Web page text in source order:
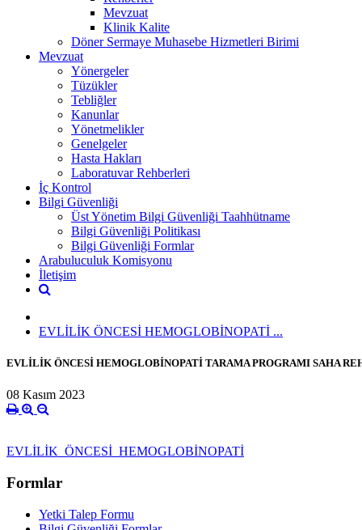
Mevzuat
Klinik Kalite
Döner Sermaye Muhasebe Hizmetleri Birimi
Mevzuat
Yönergeler
Tüzükler
Tebliğler
Kanunlar
Yönetmelikler
Genelgeler
Hasta Hakları
Laboratuvar Rehberleri
İç Kontrol
Bilgi Güvenliği
Üst Yönetim Bilgi Güvenliği Taahhütname
Bilgi Güvenliği Politikası
Bilgi Güvenliği Formlar
Arabuluculuk Komisyonu
İletişim
EVLİLİK ÖNCESİ HEMOGLOBİNOPATİ ...
EVLİLİK ÖNCESİ HEMOGLOBİNOPATİ TARAMA PROGRAMI SAHA
08 Kasım 2023
EVLİLİK_ÖNCESİ_HEMOGLOBİNOPATİ
Formlar
Yetki Talep Formu